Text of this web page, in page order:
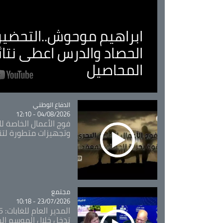
ابراهيم
الحصاد والدرس اعطى
المحاصيل
Catégorie
الدفاع الوطني
04/08/2026 - 12:10
فوج الأعمال الخاصة
وتجهيزات متطورة
Catégorie
مجتمع
23/07/2026 - 10:18
تدخل خلال الموسم